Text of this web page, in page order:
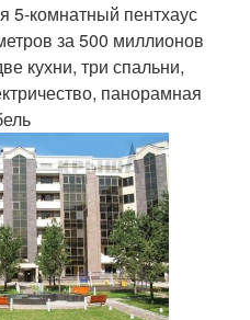
5-комнатный пентхаус
за 500 миллионов
кухни, три спальни,
панорамная